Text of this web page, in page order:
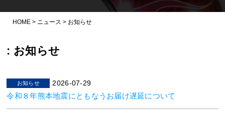
HOME > ニュース > お知らせ
: お知らせ
お知らせ 2026-07-29
令和８年熊本地震にともなうお届け遅延について